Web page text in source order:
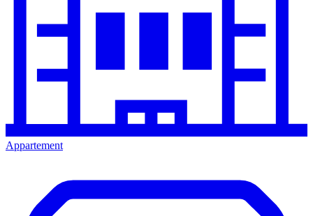
Appartement